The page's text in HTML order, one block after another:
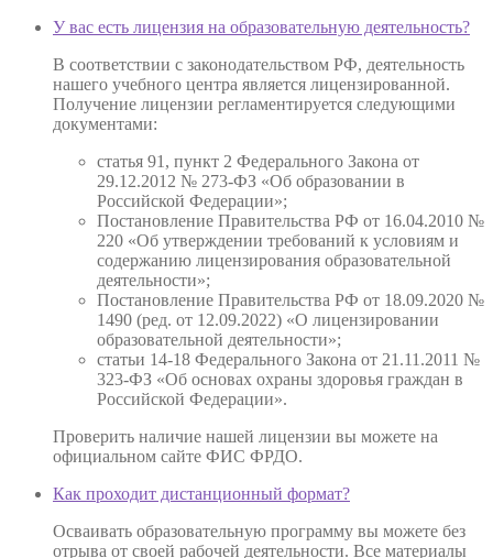
У вас есть лицензия на образовательную деятельность?
В соответствии с законодательством РФ, деятельность
нашего учебного центра является лицензированной.
Получение лицензии регламентируется следующими
документами:
статья 91, пункт 2 Федерального Закона от
29.12.2012 № 273-ФЗ «Об образовании в
Российской Федерации»;
Постановление Правительства РФ от 16.04.2010 №
220 «Об утверждении требований к условиям и
содержанию лицензирования образовательной
деятельности»;
Постановление Правительства РФ от 18.09.2020 №
1490 (ред. от 12.09.2022) «О лицензировании
образовательной деятельности»;
статьи 14-18 Федерального Закона от 21.11.2011 №
323-ФЗ «Об основах охраны здоровья граждан в
Российской Федерации».
Проверить наличие нашей лицензии вы можете на
официальном сайте ФИС ФРДО.
Как проходит дистанционный формат?
Осваивать образовательную программу вы можете без
отрыва от своей рабочей деятельности. Все материалы